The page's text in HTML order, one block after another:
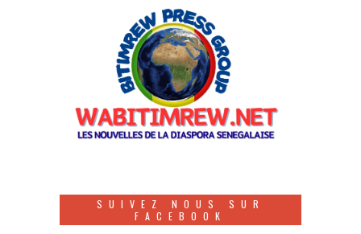
SUIVEZ NOUS SUR
FACEBOOK